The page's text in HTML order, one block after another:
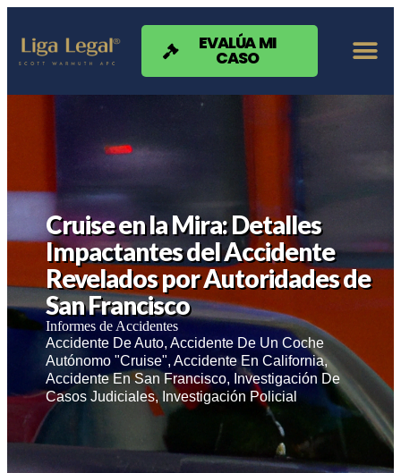
Nota:
sitio
web
EVALÚA MI
CASO
Cruise en la Mira: Detalles
Impactantes del Accidente
Revelados por Autoridades de
San Francisco
Informes de Accidentes
Accidente De Auto,Accidente De Un Coche
Autónomo "Cruise",Accidente En California,
Accidente En San Francisco, Investigación De
Casos Judiciales, Investigación Policial